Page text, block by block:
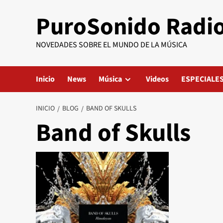
PuroSonido
NOVEDADES SOBRE EL MUNDO DE LA MÚSICA
Inicio News Música Videos
INICIO BLOG BAND OF SKULLS
Band of Skulls